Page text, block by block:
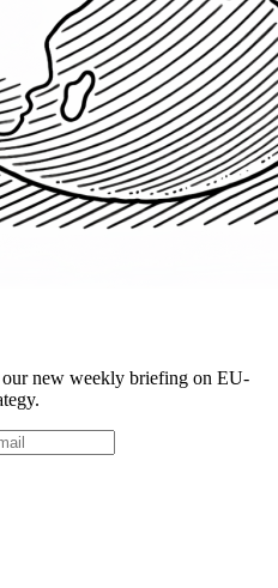
new weekly briefing on EU-